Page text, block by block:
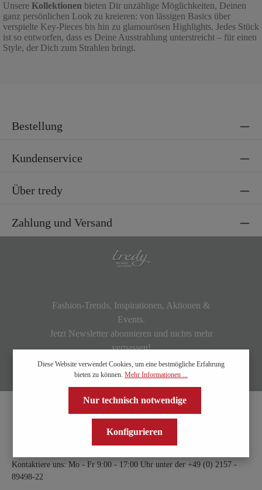
Unsere Kollektionen bieten Dir unzählige Möglichkeiten, Deinen
ganz persönlichen Look zu kreieren: von lässigen Basics über
verspielte Key-Pieces bis hin zu glamourösen Highlights. Jedes Stück
ist so entworfen, dass es Deine Ausstrahlung unterstreicht – für einen
Style, der Dich zum Strahlen bringt.
Bestellung
Kundenservice
Über tredy
Zahlung und Versand
Fashion-Trends, Inspirationen, Aktionen &
Events.
Jetzt Newsletter abonnieren und nichts mehr
verpassen!
Kontaktiere uns: Mo - Fr 9:00 - 17:00 Uhr unter der +49 (0) 2157 -
89498-22
Diese Website verwendet Cookies, um eine bestmögliche Erfahrung
bieten zu können. Mehr Informationen ...
Nur technisch notwendige
Konfigurieren